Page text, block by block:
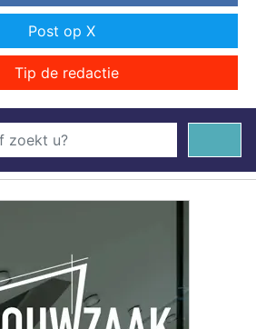
Post op X
Tip de redactie